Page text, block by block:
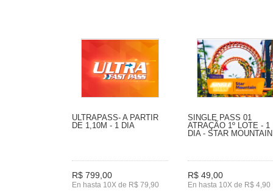
ULTRAPASS- A PARTIR
DE 1,10M - 1 DIA
R$ 799,00
En hasta 10X de R$ 79,90
SINGLE PASS 01
ATRAÇÃO 1º LOTE - 1
DIA - STAR MOUNTAIN
R$ 49,00
En hasta 10X de R$ 4,90